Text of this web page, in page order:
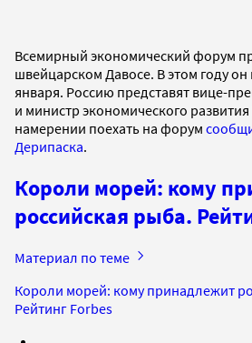
Всемирный экономический форум
швейцарском Давосе. В этом году он
января. Россию представят вице-
и министр экономического
намерении поехать на форум
Дерипаска.
Короли морей: кому
российская рыба.
Материал по теме
Короли морей: кому принадлежит
Рейтинг Forbes